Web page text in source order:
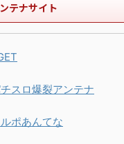
テナサイト
スロ爆裂アンテナ
ルポあんてな